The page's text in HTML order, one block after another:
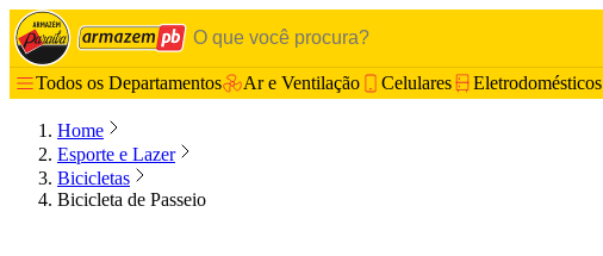
Todos os Departamentos Ar e Ventilação Celulares Eletrodomésticos
Home
Esporte e Lazer
Bicicletas
Bicicleta de Passeio